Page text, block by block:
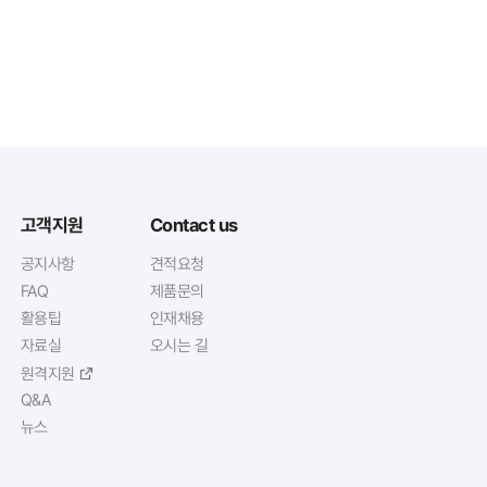
고객지원
공지사항
FAQ
활용팁
자료실
원격지원
Q&A
뉴스
Contact us
견적요청
제품문의
인재채용
오시는 길